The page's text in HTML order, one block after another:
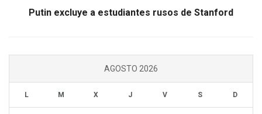
Putin excluye a estudiantes rusos de Stanford
AGOSTO 2026
L M X J V S D